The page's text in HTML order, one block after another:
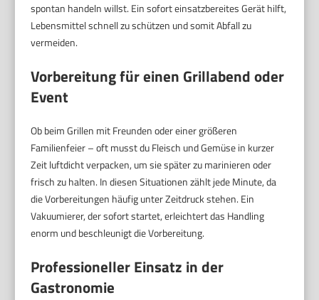
spontan handeln willst. Ein sofort einsatzbereites Gerät hilft,
Lebensmittel schnell zu schützen und somit Abfall zu
vermeiden.
Vorbereitung für einen Grillabend oder
Event
Ob beim Grillen mit Freunden oder einer größeren
Familienfeier – oft musst du Fleisch und Gemüse in kurzer
Zeit luftdicht verpacken, um sie später zu marinieren oder
frisch zu halten. In diesen Situationen zählt jede Minute, da
die Vorbereitungen häufig unter Zeitdruck stehen. Ein
Vakuumierer, der sofort startet, erleichtert das Handling
enorm und beschleunigt die Vorbereitung.
Professioneller Einsatz in der
Gastronomie